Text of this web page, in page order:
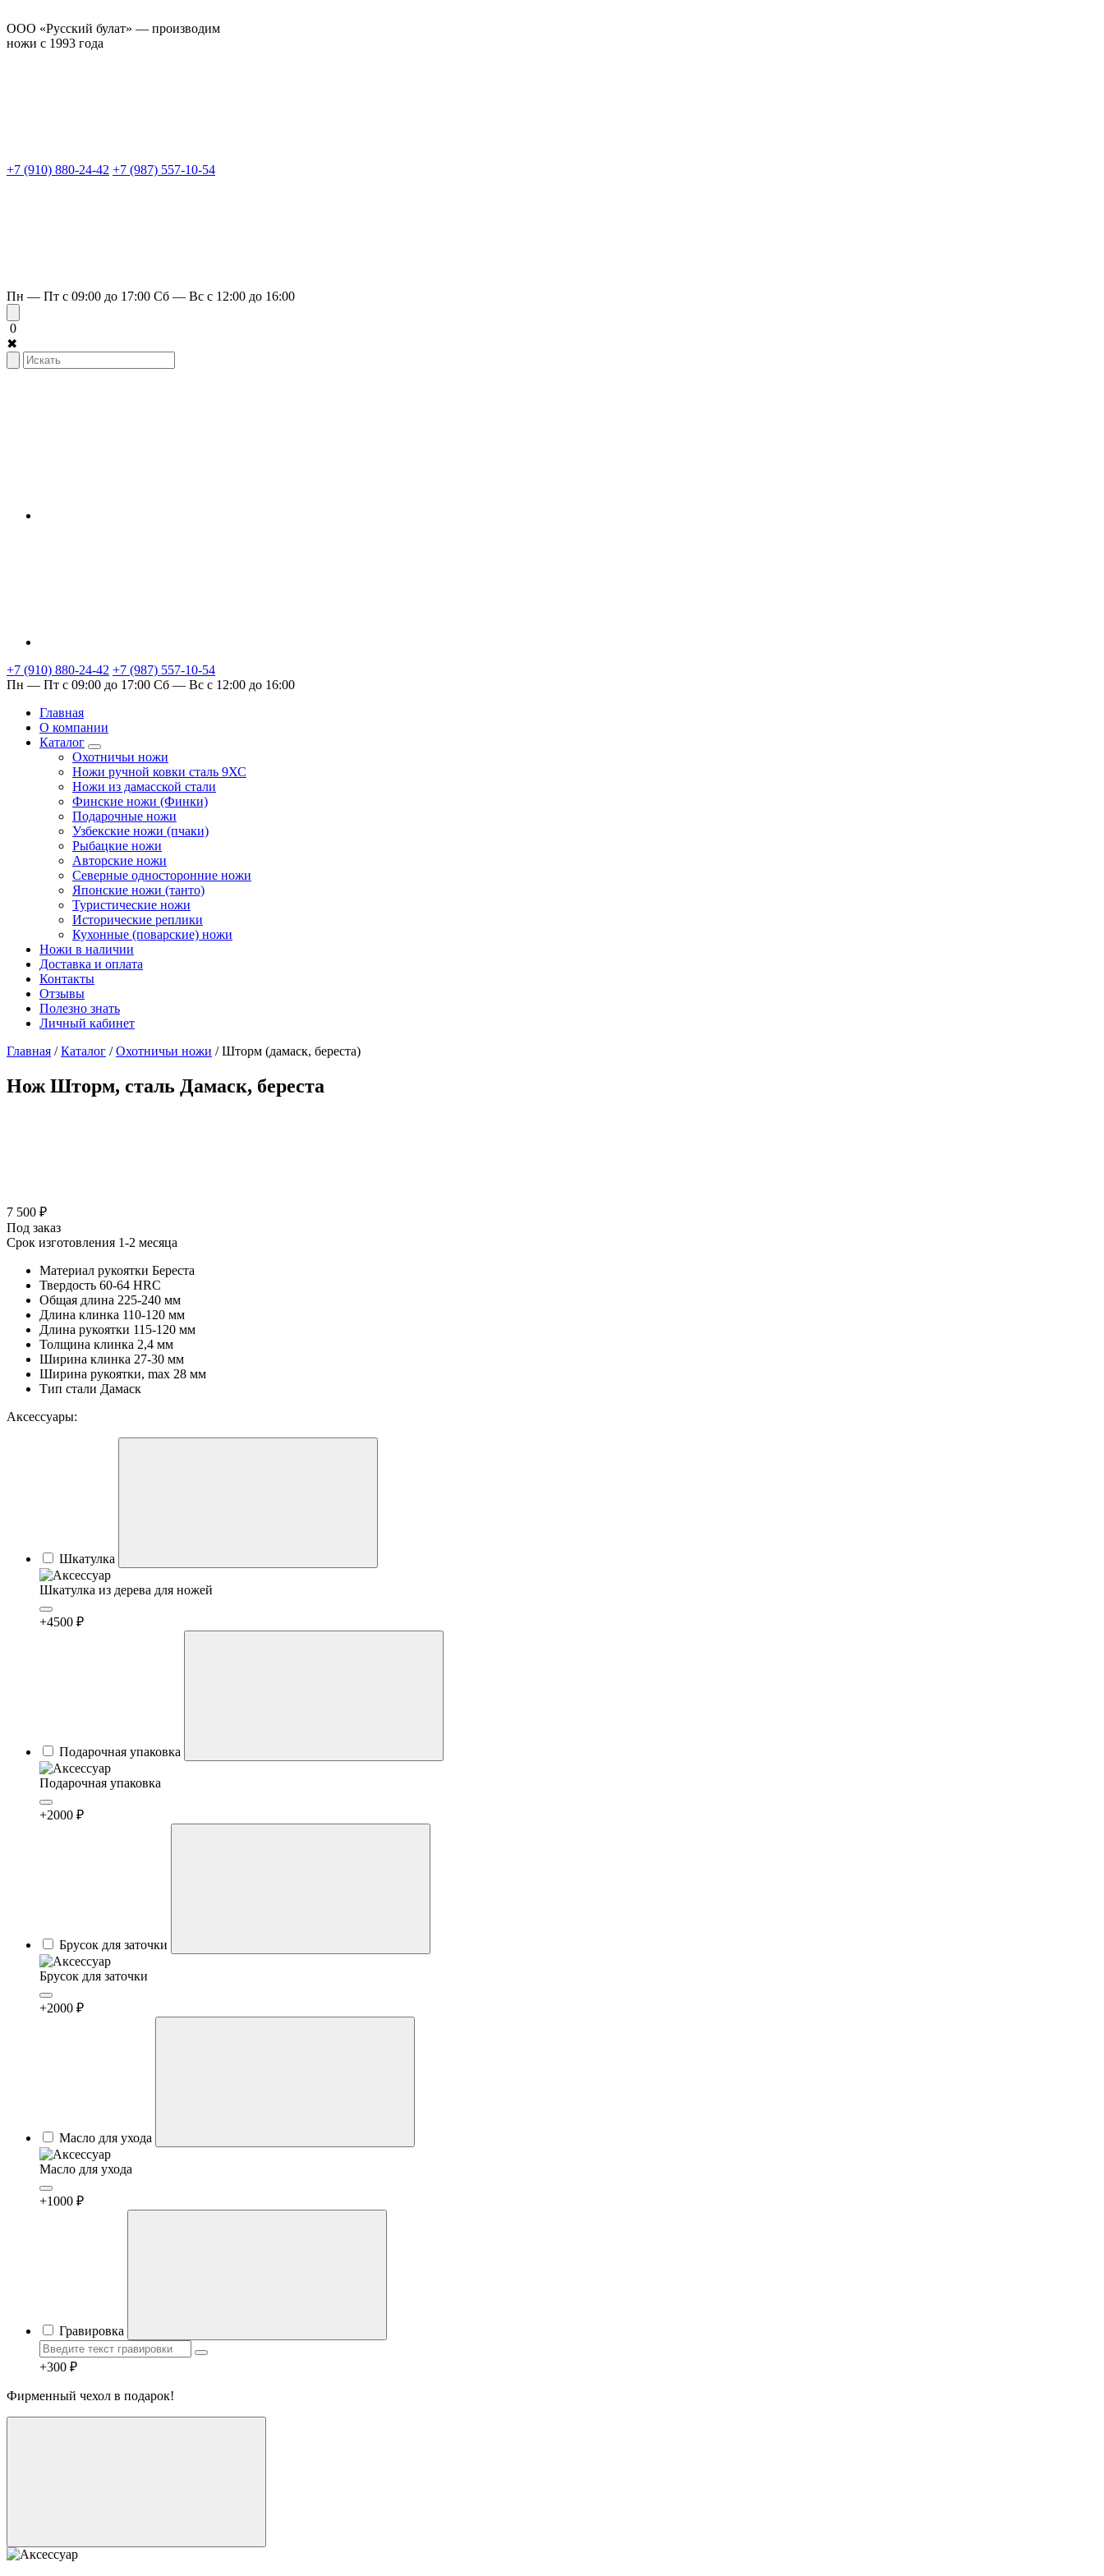
ООО «Русский булат» — производим
ножи с 1993 года
+7 (910) 880-24-42 +7 (987) 557-10-54
Пн — Пт с 09:00 до 17:00 Сб — Вс с 12:00 до 16:00
0
✖
+7 (910) 880-24-42 +7 (987) 557-10-54
Пн — Пт с 09:00 до 17:00 Сб — Вс с 12:00 до 16:00
Главная
О компании
Каталог
Охотничьи ножи
Ножи ручной ковки сталь 9ХС
Ножи из дамасской стали
Финские ножи (Финки)
Подарочные ножи
Узбекские ножи (пчаки)
Рыбацкие ножи
Авторские ножи
Северные односторонние ножи
Японские ножи (танто)
Туристические ножи
Исторические реплики
Кухонные (поварские) ножи
Ножи в наличии
Доставка и оплата
Контакты
Отзывы
Полезно знать
Личный кабинет
Главная /Каталог /Охотничьи ножи /Шторм (дамаск, береста)
Нож Шторм, сталь Дамаск, береста
7 500 ₽
Под заказ
Срок изготовления 1-2 месяца
Материал рукоятки Береста
Твердость 60-64 HRC
Общая длина 225-240 мм
Длина клинка 110-120 мм
Длина рукоятки 115-120 мм
Толщина клинка 2,4 мм
Ширина клинка 27-30 мм
Ширина рукоятки, max 28 мм
Тип стали Дамаск
Аксессуары:
Шкатулка
Шкатулка из дерева для ножей
+4500 ₽
Подарочная упаковка
Подарочная упаковка
+2000 ₽
Брусок для заточки
Брусок для заточки
+2000 ₽
Масло для ухода
Масло для ухода
+1000 ₽
Гравировка
+300 ₽
Фирменный чехол в подарок!
WhatsApp